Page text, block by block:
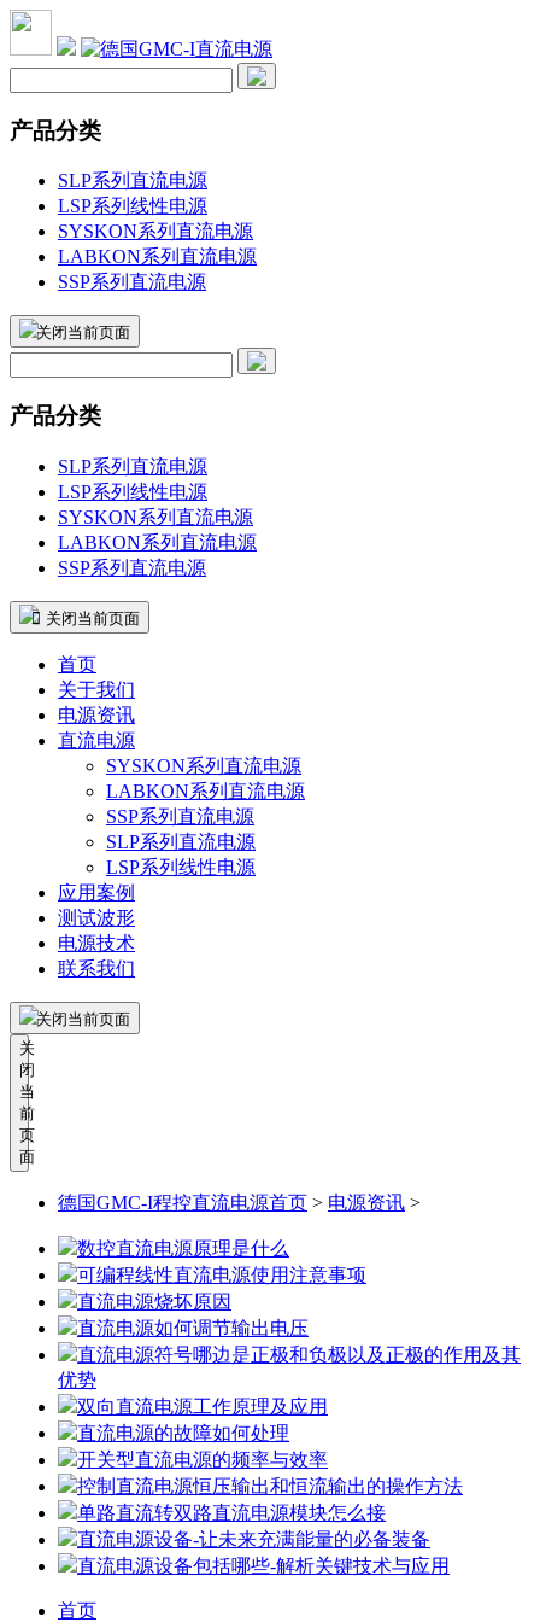
产品分类
SLP系列直流电源
LSP系列线性电源
SYSKON系列直流电源
LABKON系列直流电源
SSP系列直流电源
关闭当前页面
产品分类
SLP系列直流电源
LSP系列线性电源
SYSKON系列直流电源
LABKON系列直流电源
SSP系列直流电源
 关闭当前页面
首页
关于我们
电源资讯
直流电源
SYSKON系列直流电源
LABKON系列直流电源
SSP系列直流电源
SLP系列直流电源
LSP系列线性电源
应用案例
测试波形
电源技术
联系我们
关闭当前页面
关
闭
当
前
页
面
德国GMC-I程控直流电源首页 > 电源资讯 >
数控直流电源原理是什么
可编程线性直流电源使用注意事项
直流电源烧坏原因
直流电源如何调节输出电压
直流电源符号哪边是正极和负极以及正极的作用及其
优势
双向直流电源工作原理及应用
直流电源的故障如何处理
开关型直流电源的频率与效率
控制直流电源恒压输出和恒流输出的操作方法
单路直流转双路直流电源模块怎么接
直流电源设备-让未来充满能量的必备装备
直流电源设备包括哪些-解析关键技术与应用
首页